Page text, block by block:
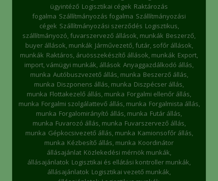
ügyintéző Logisztikai cégek Raktározás
fogalma Szállítmányozás fogalma Szállítmányozási
cégek Szállítmányozási szerződés Logisztikus,
szállítmányozó, fuvarszervező állások, munkák Beszerző,
buyer állások, munkák Járművezető, futár, sofőr állások,
munkák Raktáros, áruösszekészítő állások, munkák Export,
import, vámügyi munkák, állások Anyaggazdálkodó állás,
munka Autóbuszvezető állás, munka Beszerző állás,
munka Diszponens állás, munka Diszpécser állás,
munka Flottakezelő állás, munka Forgalmi ellenőr állás,
munka Forgalmi szolgálattevő állás, munka Forgalmista állás,
munka Forgalomirányító állás, munka Futár állás,
munka Fuvarozó állás, munka Fuvarszervező állás,
munka Gépkocsivezető állás, munka Kamionsofőr állás,
munka Kézbesítő állás, munka Koordinátor
állásajánlat Közlekedési mérnök munkák,
állásajánlatok Logisztikai és ellátási kontroller munkák,
állásajánlatok Logisztikai vezető munkák,